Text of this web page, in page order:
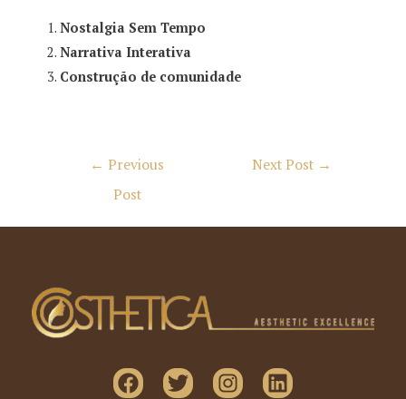
Nostalgia Sem Tempo
Narrativa Interativa
Construção de comunidade
← Previous
Post
Next Post →